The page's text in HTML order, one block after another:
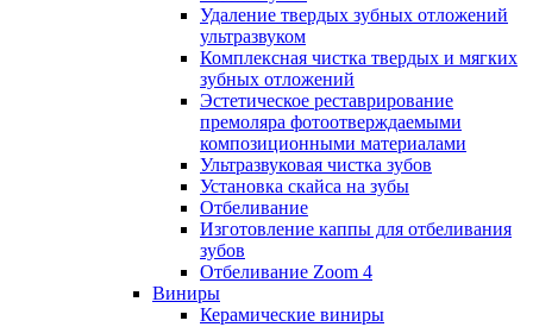
Удаление твердых зубных отложений
ультразвуком
Комплексная чистка твердых и мягких
зубных отложений
Эстетическое реставрирование
премоляра фотоотверждаемыми
композиционными материалами
Ультразвуковая чистка зубов
Установка скайса на зубы
Отбеливание
Изготовление каппы для отбеливания
зубов
Отбеливание Zoom 4
Виниры
Керамические виниры